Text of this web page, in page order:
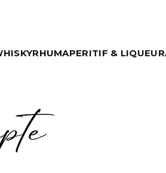
RHUMAPERITIF & LIQUEUR